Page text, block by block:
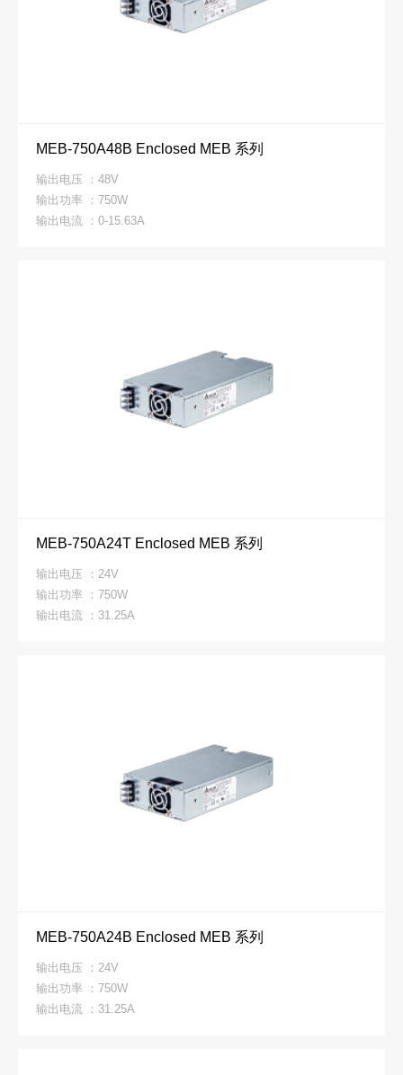
MEB-750A48B Enclosed MEB 系列
输出电压 ：48V
输出功率 ：750W
输出电流 ：0-15.63A
MEB-750A24T Enclosed MEB 系列
输出电压 ：24V
输出功率 ：750W
输出电流 ：31.25A
MEB-750A24B Enclosed MEB 系列
输出电压 ：24V
输出功率 ：750W
输出电流 ：31.25A